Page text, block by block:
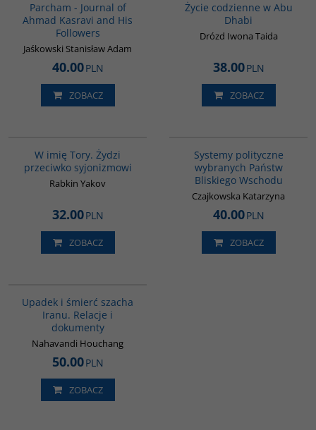
Parcham - Journal of
Ahmad Kasravi and His
Followers
Jaśkowski Stanisław Adam
40.00PLN
ZOBACZ
Życie codzienne w Abu
Dhabi
Drózd Iwona Taida
38.00PLN
ZOBACZ
W imię Tory. Żydzi
przeciwko syjonizmowi
Rabkin Yakov
32.00PLN
ZOBACZ
Systemy polityczne
wybranych Państw
Bliskiego Wschodu
Czajkowska Katarzyna
40.00PLN
ZOBACZ
Upadek i śmierć szacha
Iranu. Relacje i
dokumenty
Nahavandi Houchang
50.00PLN
ZOBACZ